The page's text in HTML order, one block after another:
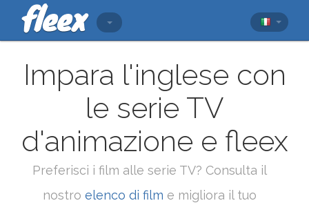
Impara l'inglese con
le serie TV
d'animazione e fleex
Preferisci i film alle serie TV? Consulta il
nostro elenco di film e migliora il tuo